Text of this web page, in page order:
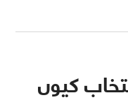
کیوں